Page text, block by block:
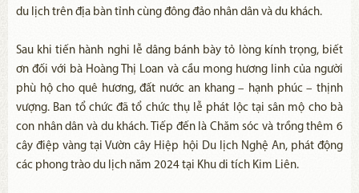
du lịch trên địa bàn tỉnh cùng đông đảo nhân dân và du khách.
Sau khi tiến hành nghi lễ dâng bánh bày tỏ lòng kính trọng, biết
ơn đối với bà Hoàng Thị Loan và cầu mong hương linh của người
phù hộ cho quê hương, đất nước an khang – hạnh phúc – thịnh
vượng. Ban tổ chức đã tổ chức thụ lễ phát lộc tại sân mộ cho bà
con nhân dân và du khách. Tiếp đến là Chăm sóc và trồng thêm 6
cây điệp vàng tại Vườn cây Hiệp hội Du lịch Nghệ An, phát động
các phong trào du lịch năm 2024 tại Khu di tích Kim Liên.